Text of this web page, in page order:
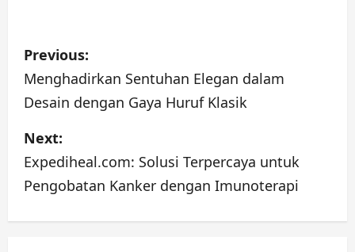
P
o
s
t
n
a
Previous:
Menghadirkan Sentuhan Elegan dalam
Desain dengan Gaya Huruf Klasik
Next:
Expediheal.com: Solusi Terpercaya untuk
Pengobatan Kanker dengan Imunoterapi